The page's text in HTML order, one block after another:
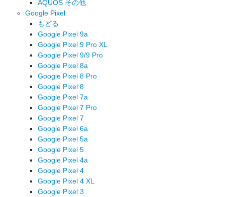
AQUOS その他
Google Pixel
もどる
Google Pixel 9a
Google Pixel 9 Pro XL
Google Pixel 9/9 Pro
Google Pixel 8a
Google Pixel 8 Pro
Google Pixel 8
Google Pixel 7a
Google Pixel 7 Pro
Google Pixel 7
Google Pixel 6a
Google Pixel 5a
Google Pixel 5
Google Pixel 4a
Google Pixel 4
Google Pixel 4 XL
Google Pixel 3